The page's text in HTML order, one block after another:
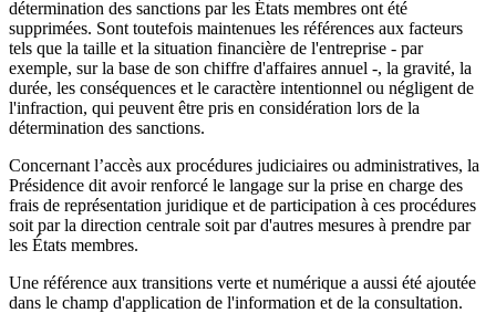
détermination des sanctions par les États membres ont été
supprimées. Sont toutefois maintenues les références aux facteurs
tels que la taille et la situation financière de l'entreprise - par
exemple, sur la base de son chiffre d'affaires annuel -, la gravité, la
durée, les conséquences et le caractère intentionnel ou négligent de
l'infraction, qui peuvent être pris en considération lors de la
détermination des sanctions.
Concernant l’accès aux procédures judiciaires ou administratives, la
Présidence dit avoir renforcé le langage sur la prise en charge des
frais de représentation juridique et de participation à ces procédures
soit par la direction centrale soit par d'autres mesures à prendre par
les États membres.
Une référence aux transitions verte et numérique a aussi été ajoutée
dans le champ d'application de l'information et de la consultation.